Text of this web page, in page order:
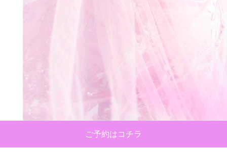
ご予約はコチラ